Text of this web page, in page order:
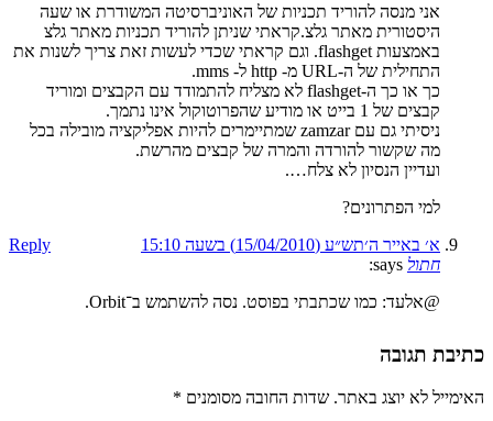
אני מנסה להוריד תכניות של האוניברסיטה המשודרת או שעה
היסטורית מאתר גלצ.קראתי שניתן להוריד תכניות מאתר גלצ
באמצעות flashget. וגם קראתי שכדי לעשות זאת צריך לשנות את
התחילית של ה-URL מ- http ל- mms.
כך או כך ה-flashget לא מצליח להתמודד עם הקבצים ומוריד
קבצים של 1 בייט או מודיע שהפרוטוקול אינו נתמך.
ניסיתי גם עם zamzar שמתיימרים להיות אפליקציה מובילה בכל
מה שקשור להורדה והמרה של קבצים מהרשת.
ועדיין הנסיון לא צלח….
למי הפתרונים?
א׳ באייר ה׳תש״ע (15/04/2010) בשעה 15:10
Reply
חתול says:
@אלעד: כמו שכתבתי בפוסט. נסה להשתמש ב־Orbit.
כתיבת תגובה
האימייל לא יוצג באתר. שדות החובה מסומנים *